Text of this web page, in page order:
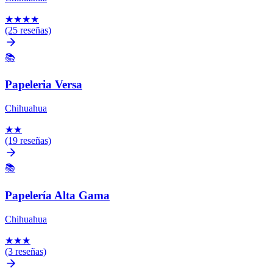
★★★★
(25 reseñas)
📚
Papeleria Versa
Chihuahua
★★
(19 reseñas)
📚
Papelería Alta Gama
Chihuahua
★★★
(3 reseñas)